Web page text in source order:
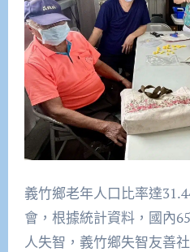
義竹鄉老年人口比率達
會，根據統計資料，國內
人失智，義竹鄉失智友善